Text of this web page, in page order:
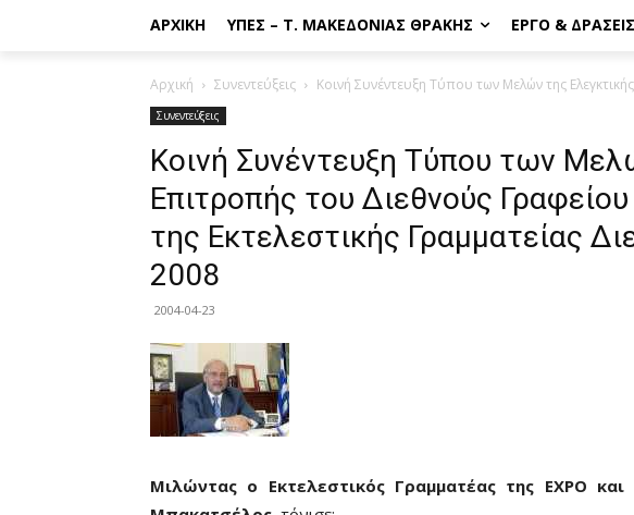
ΑΡΧΙΚΉ ΥΠΕΣ – Τ. ΜΑΚΕΔΟΝΊΑΣ ΘΡΆΚΗΣ ΈΡΓΟ & ΔΡΆΣΕΙΣ
Αρχική Συνεντεύξεις Κοινή Συνέντευξη Τύπου των Μελών της
Συνεντεύξεις
Κοινή Συνέντευξη Τύπου των
Επιτροπής του Διεθνούς
της Εκτελεστικής Γραμματείας
2008
2004-04-23
Μιλώντας ο Εκτελεστικός Γραμματέας της ΕΧΡΟ